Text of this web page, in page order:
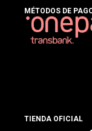
MÉTODOS DE
TIENDA OFICIAL